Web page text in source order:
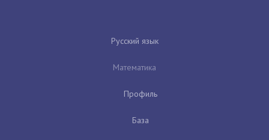
Русский язык
Математика
Профиль
База